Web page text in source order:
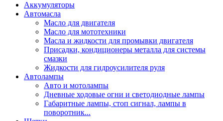
Аккумуляторы
Автомасла
Масло для двигателя
Масло для мототехники
Масла и жидкости для промывки двигателя
Присадки, кондиционеры металла для системы
смазки
Жидкости для гидроусилителя руля
Автолампы
Авто и мотолампы
Дневные ходовые огни и светодиодные лампы
Габаритные лампы, стоп сигнал, лампы в
поворотник...